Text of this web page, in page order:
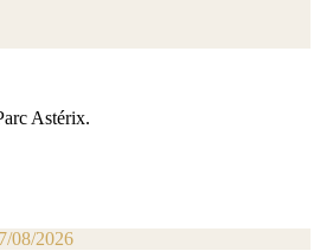
Astérix.
08/2026